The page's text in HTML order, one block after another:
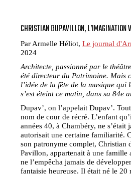
CHRISTIAN DUPAVILLON, L’IMAGINATION
Par Armelle Héliot,Le journal
2024
Architecte, passionné par le
été directeur du Patrimoine. Mais
l’idée de la fête de la musique
s’est éteint ce matin, dans sa 84e
Dupav’, on l’appelait Dupav’.
nom de cour de récré. L’enfant
années 40, à Chambéry, ne
autorisait une certaine familiarité.
son patronyme complet, Christian
Pavillon, appartenait à une famille
ne l’empêcha jamais de
fantaisie heureuse. Il était né le 20